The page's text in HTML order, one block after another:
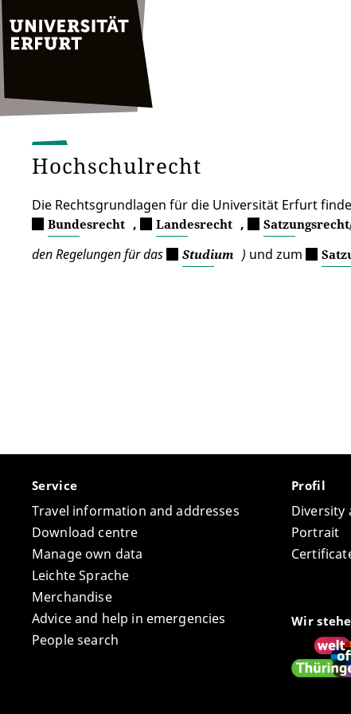
Hochschulrecht
Die Rechtsgrundlagen für die Universität Erfurt
Bundesrecht , Landesrecht ,
den Regelungen für das
Studium ) und zum
Service
Travel information and addresses
Download centre
Manage own data
Leichte Sprache
Merchandise
Advice and help in emergencies
People search
Profil
Diversity
Portrait
Wir